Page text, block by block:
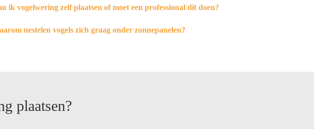
ik vogelwering zelf plaatsen of moet een professional dit doen?
nestelen vogels zich graag onder zonnepanelen?
plaatsen?